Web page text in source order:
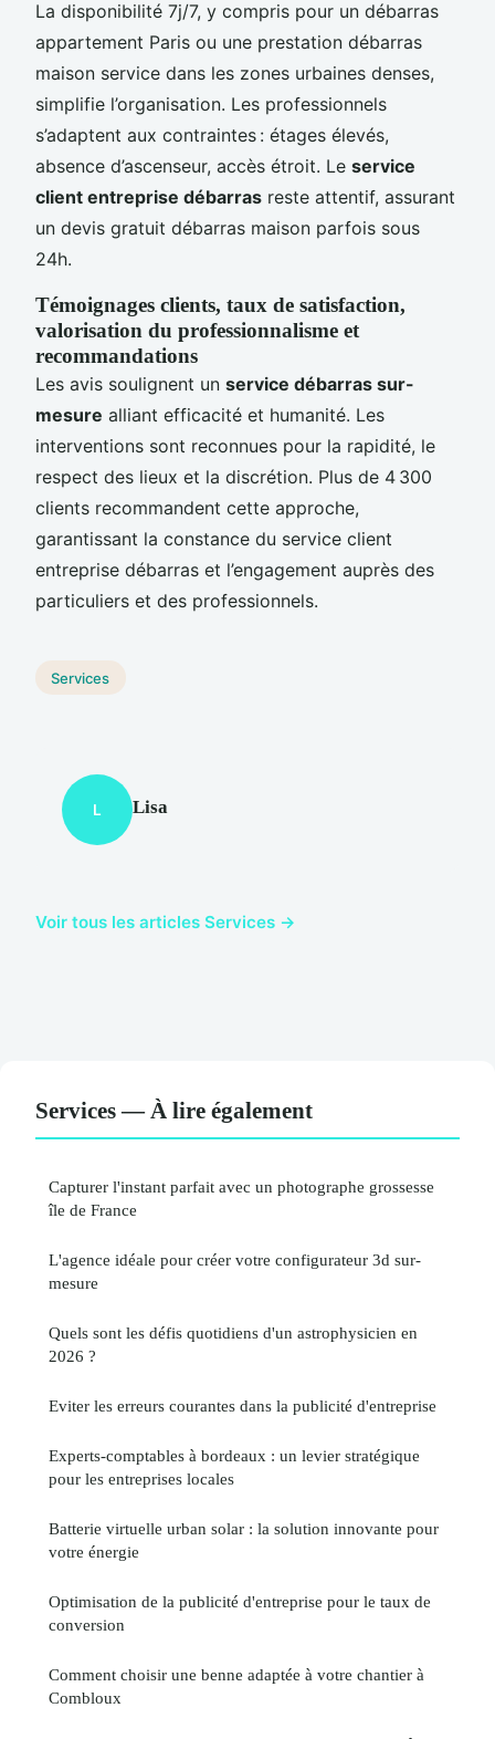
La disponibilité 7j/7, y compris pour un débarras
appartement Paris ou une prestation débarras
maison service dans les zones urbaines denses,
simplifie l’organisation. Les professionnels
s’adaptent aux contraintes : étages élevés,
absence d’ascenseur, accès étroit. Le service
client entreprise débarras reste attentif, assurant
un devis gratuit débarras maison parfois sous
24h.
Témoignages clients, taux de satisfaction,
valorisation du professionnalisme et
recommandations
Les avis soulignent un service débarras sur-
mesure alliant efficacité et humanité. Les
interventions sont reconnues pour la rapidité, le
respect des lieux et la discrétion. Plus de 4 300
clients recommandent cette approche,
garantissant la constance du service client
entreprise débarras et l’engagement auprès des
particuliers et des professionnels.
Services
L Lisa
Voir tous les articles Services →
Services — À lire également
Capturer l'instant parfait avec un photographe grossesse
île de France
L'agence idéale pour créer votre configurateur 3d sur-
mesure
Quels sont les défis quotidiens d'un astrophysicien en
2026 ?
Eviter les erreurs courantes dans la publicité d'entreprise
Experts-comptables à bordeaux : un levier stratégique
pour les entreprises locales
Batterie virtuelle urban solar : la solution innovante pour
votre énergie
Optimisation de la publicité d'entreprise pour le taux de
conversion
Comment choisir une benne adaptée à votre chantier à
Combloux